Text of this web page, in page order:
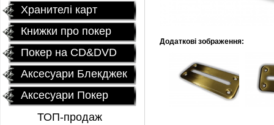
Хранителі карт
Книжки про покер
Покер на CD&DVD
Аксесуари Блекджек
Аксесуари Покер
ТОП-продаж
Додаткові зображення: